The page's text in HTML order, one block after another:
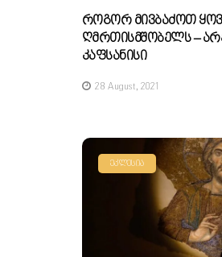
Როგორ Მივბაძოთ
Ღმრთისმშობელს –
Კაფსანისი
28 August, 2021
ᲔᲙᲚᲔᲡᲘᲐ